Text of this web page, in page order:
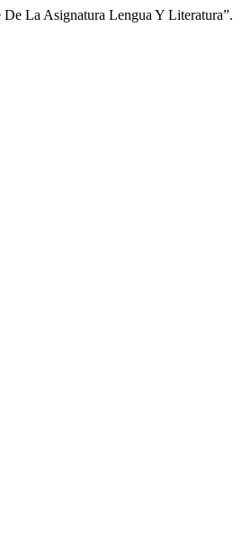
La Asignatura Lengua Y Literatura”.